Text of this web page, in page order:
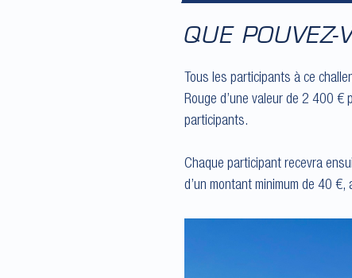
QUE POUVEZ-
Tous les participants à ce
Rouge d’une valeur de 2 400 €
participants.
Chaque participant recevra
d’un montant minimum de 40